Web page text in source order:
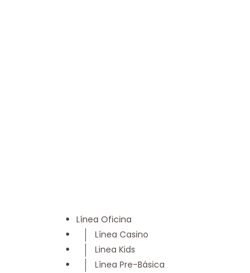
Línea Oficina
Línea Casino
Linea Kids
Línea Pre-Básica